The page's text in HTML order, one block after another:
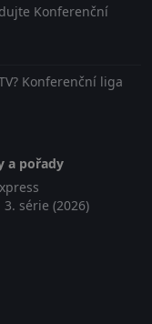
Konferenční
Konferenční liga
a pořady
série (2026)